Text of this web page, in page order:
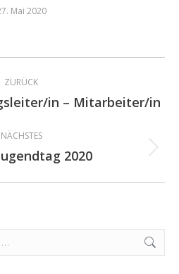
Mai 2020
ZURÜCK
Vorherigerin – Mitarbeiter/in
NÄCHSTES
Nächster2020